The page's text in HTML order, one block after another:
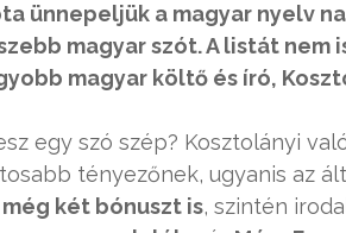
ünnepeljük a magyar nyelv
magyar szót. A listát
magyar költő és író,
egy szó szép? Kosztolányi
tényezőnek, ugyanis az
két bónuszt is, szintén